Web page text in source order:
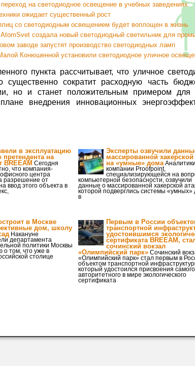
на светодиодное освещение в учебных заведениях
ожидает существенный рост
со светодиодным освещением будет воплощен в жизнь
создала новый светодиодный светильник для
заводе запустят производство светодиодных ламп
Конюшенной установили светодиодное уличное
пункта рассчитывает, что уличное
существенно сократит расходную часть
но и станет положительным примером для
внедрения инновационных
в эксплуатацию
претендента на
BREEAM Сегодня
что компания-
центра
разрешение от
ввод этого объекта в
Эксперты озвучили
массированной хакерской
на «умные» домаАналитики
компании Proofpoint,
специализирующейся на
компьютерной безопасности, озвучили
данные о массированной хакерской
которой подверглись системы «умных»
в
в Москве
дом, школу
Накануне
департамента
политики Москвы
о том, что уже в
столице
Первым в России
транспортной
удостоившимся
сертификата BREEAM,
сочинский вокзал
«Олимпийский парк» Сочинский
«Олимпийский парк» стал первым в
объектом транспортной
который удостоился присвоения самого
авторитетного в мире экологического
сертификата